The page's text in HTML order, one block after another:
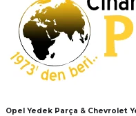
Opel Yedek Parça & Chevrolet